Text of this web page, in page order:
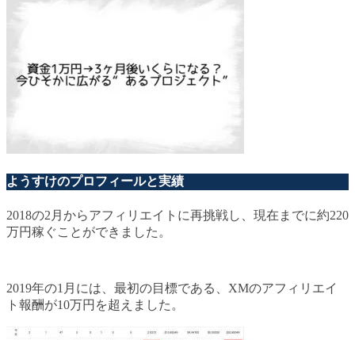
ようすけのプロフィールと実績
2018の2月からアフィリエイトに再挑戦し、現在までに約220
万円稼ぐことができました。
2019年の1月には、最初の目標である、XMのアフィリエイ
ト報酬が10万円を超えました。